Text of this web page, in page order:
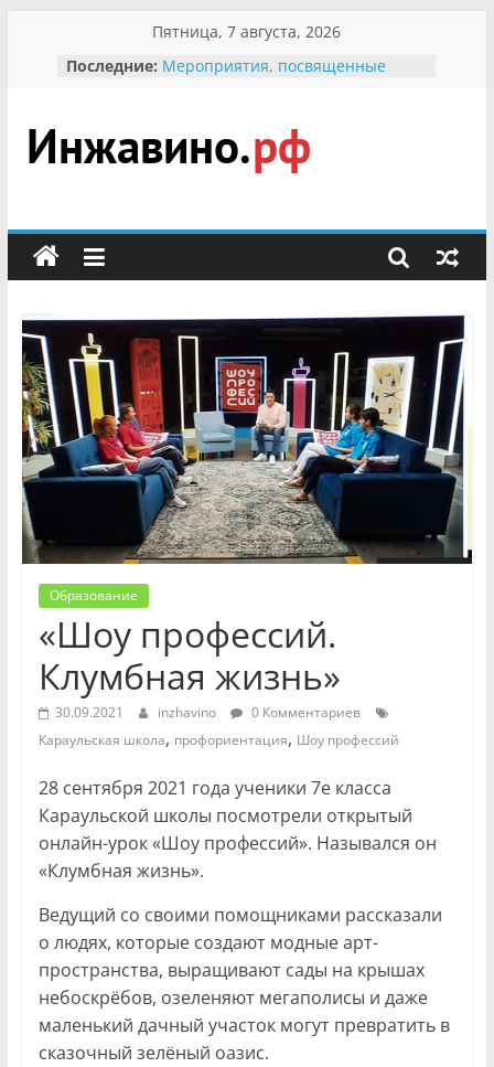
содержимому
Пятница, 7 августа, 2026
Последние: Мероприятия, посвященные
гражданин Инжавинского округа»
участнице Великой
Отечественной, фронтовичке
Безопасность в сети Интернет
мероприятии «Сохраним
первоцветы!»
В вольере Воронинского
заповедника родились крапчатые
суслики
Инжавино.рф
сельский
портал
Образование
«Шоу профессий.
Клумбная жизнь»
30.09.2021 inzhavino
0 Комментариев
Караульская школа, профориентация, Шоу профессий
28 сентября 2021 года ученики 7е класса
Караульской школы посмотрели открытый
онлайн-урок «Шоу профессий». Назывался он
«Клумбная жизнь».
Ведущий со своими помощниками рассказали
о людях, которые создают модные арт-
пространства, выращивают сады на крышах
небоскрёбов, озеленяют мегаполисы и даже
маленький дачный участок могут превратить в
сказочный зелёный оазис.